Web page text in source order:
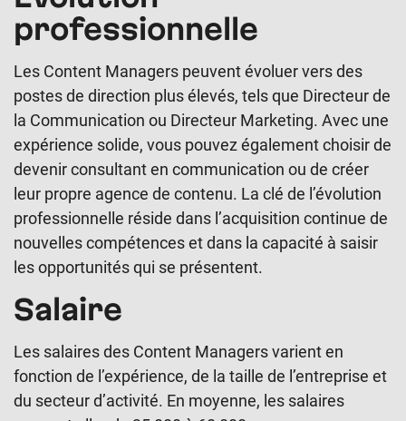
professionnelle
Les Content Managers peuvent évoluer vers des
postes de direction plus élevés, tels que Directeur de
la Communication ou Directeur Marketing. Avec une
expérience solide, vous pouvez également choisir de
devenir consultant en communication ou de créer
leur propre agence de contenu. La clé de l’évolution
professionnelle réside dans l’acquisition continue de
nouvelles compétences et dans la capacité à saisir
les opportunités qui se présentent.
Salaire
Les salaires des Content Managers varient en
fonction de l’expérience, de la taille de l’entreprise et
du secteur d’activité. En moyenne, les salaires